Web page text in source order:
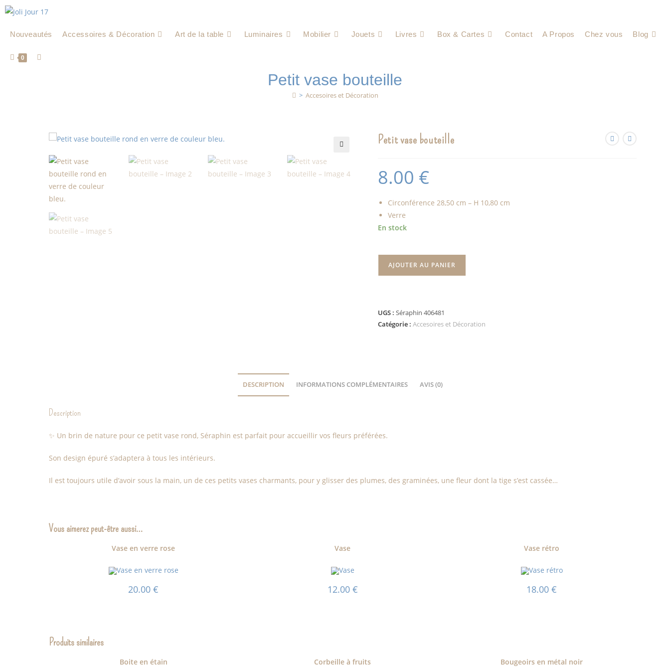
Nouveautés Accessoires & Décoration Art de la table Luminaires Mobilier Jouets Livres Box & Cartes Contact A Propos Chez vous Blog
0
Petit vase bouteille
> Accesoires et Décoration
Petit vase bouteille
8.00 €
Circonférence 28,50 cm – H 10,80 cm
Verre
En stock
AJOUTER AU PANIER
UGS :Séraphin 406481
Catégorie :Accesoires et Décoration
DESCRIPTION INFORMATIONS COMPLÉMENTAIRES AVIS (0)
Description
✨ Un brin de nature pour ce petit vase rond, Séraphin est parfait pour accueillir vos fleurs préférées.
Son design épuré s’adaptera à tous les intérieurs.
Il est toujours utile d’avoir sous la main, un de ces petits vases charmants, pour y glisser des plumes, des graminées, une fleur dont la tige s’est cassée…
Vous aimerez peut-être aussi…
Vase en verre rose
20.00€
Vase
12.00 €
Vase rétro
18.00€
Produits similaires
Boite en étain Corbeille à fruits Bougeoirs en métal noir